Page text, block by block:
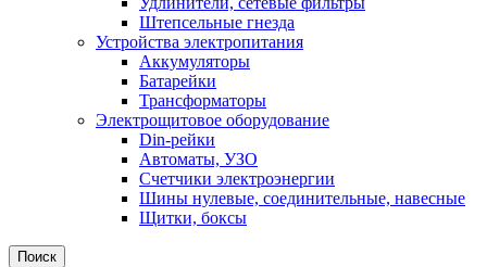
Штепсельные гнезда
Устройства электропитания
Аккумуляторы
Батарейки
Трансформаторы
Электрощитовое оборудование
Din-рейки
Автоматы, УЗО
Счетчики электроэнергии
Шины нулевые, соединительные, навесные
Щитки, боксы
Поиск